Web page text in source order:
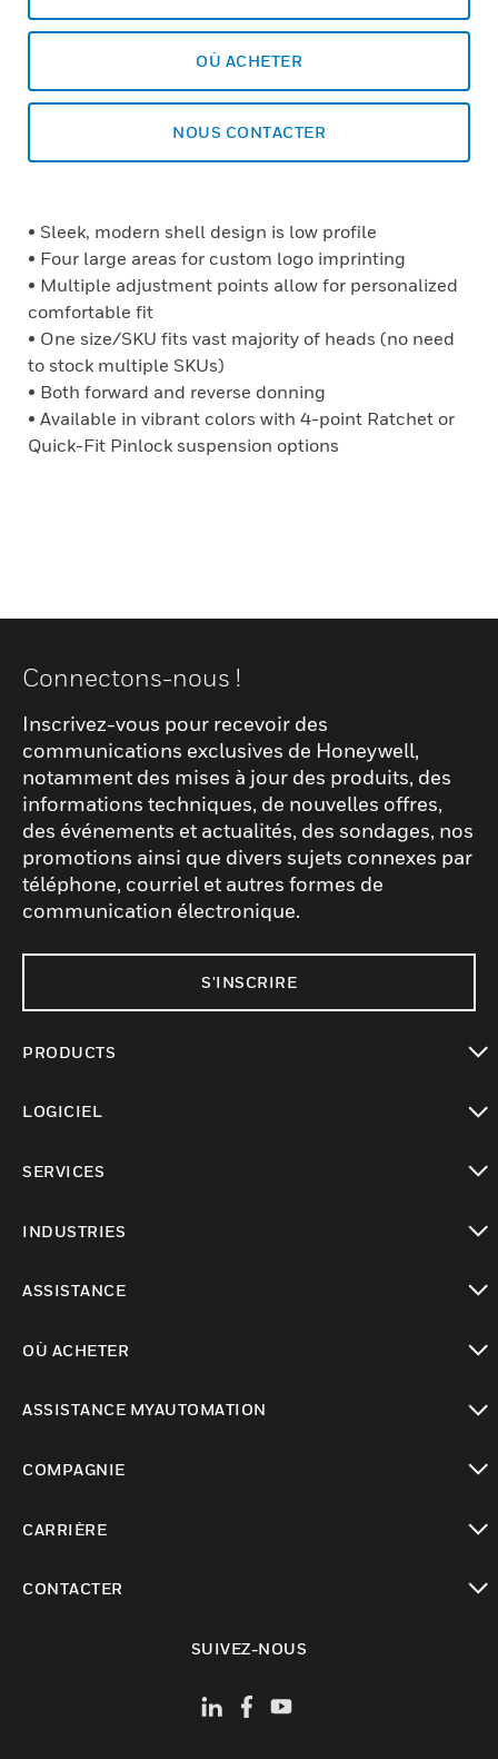
OÙ ACHETER
NOUS CONTACTER
• Sleek, modern shell design is low profile
• Four large areas for custom logo imprinting
• Multiple adjustment points allow for personalized
comfortable fit
• One size/SKU fits vast majority of heads (no need
to stock multiple SKUs)
• Both forward and reverse donning
• Available in vibrant colors with 4-point Ratchet or
Quick-Fit Pinlock suspension options
Connectons-nous !
Inscrivez-vous pour recevoir des
communications exclusives de Honeywell,
notamment des mises à jour des produits, des
informations techniques, de nouvelles offres,
des événements et actualités, des sondages, nos
promotions ainsi que divers sujets connexes par
téléphone, courriel et autres formes de
communication électronique.
S'INSCRIRE
PRODUCTS
LOGICIEL
SERVICES
INDUSTRIES
ASSISTANCE
OÙ ACHETER
ASSISTANCE MYAUTOMATION
COMPAGNIE
CARRIÈRE
CONTACTER
SUIVEZ-NOUS